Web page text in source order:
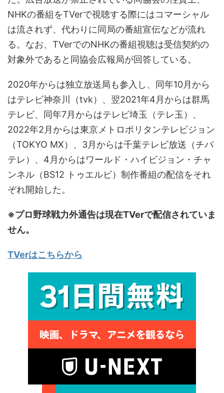
NHKの番組をTVerで視聴する際にはコマーシャル
は流されず、代わりに同局の番組宣伝などが流れ
る。なお、TVerでのNHKの番組視聴は受信契約の
対象外であると同協会広報局が回答している。
2020年からは独立放送局も参入し、同年10月から
はテレビ神奈川（tvk）、翌2021年4月からは群馬
テレビ、同年7月からはテレビ埼玉（テレ玉）、
2022年2月からは東京メトロポリタンテレビジョン
（TOKYO MX）、3月からは千葉テレビ放送（チバ
テレ）、4月からはワールド・ハイビジョン・チャ
ンネル（BS12 トゥエルビ）制作番組の配信をそれ
ぞれ開始した。
※プロ野球戦力外通告は現在TVerで配信されていま
せん。
TVerはこちらから